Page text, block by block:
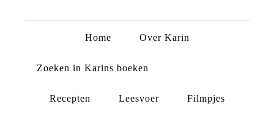
Home Over Karin
Zoeken in Karins boeken
Recepten Leesvoer Filmpjes